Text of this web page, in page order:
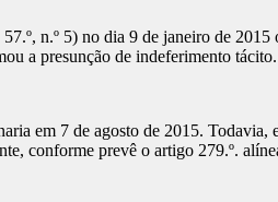
n.º 5) no dia 9 de janeiro de 2015
a presunção de indeferimento tácito.
em 7 de agosto de 2015. Todavia,
conforme prevê o artigo 279.º.